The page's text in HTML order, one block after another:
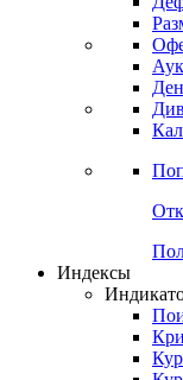
Календарь